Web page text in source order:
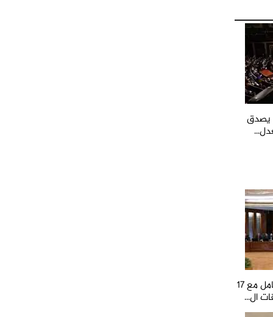
يصدق
الشكاوى الحكومية: التموين تتعامل مع 17
ال...